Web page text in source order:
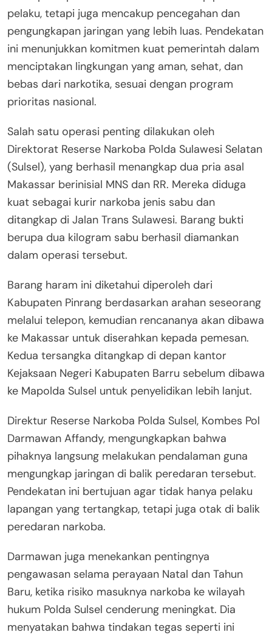
pelaku, tetapi juga mencakup pencegahan dan
pengungkapan jaringan yang lebih luas. Pendekatan
ini menunjukkan komitmen kuat pemerintah dalam
menciptakan lingkungan yang aman, sehat, dan
bebas dari narkotika, sesuai dengan program
prioritas nasional.
Salah satu operasi penting dilakukan oleh
Direktorat Reserse Narkoba Polda Sulawesi Selatan
(Sulsel), yang berhasil menangkap dua pria asal
Makassar berinisial MNS dan RR. Mereka diduga
kuat sebagai kurir narkoba jenis sabu dan
ditangkap di Jalan Trans Sulawesi. Barang bukti
berupa dua kilogram sabu berhasil diamankan
dalam operasi tersebut.
Barang haram ini diketahui diperoleh dari
Kabupaten Pinrang berdasarkan arahan seseorang
melalui telepon, kemudian rencananya akan dibawa
ke Makassar untuk diserahkan kepada pemesan.
Kedua tersangka ditangkap di depan kantor
Kejaksaan Negeri Kabupaten Barru sebelum dibawa
ke Mapolda Sulsel untuk penyelidikan lebih lanjut.
Direktur Reserse Narkoba Polda Sulsel, Kombes Pol
Darmawan Affandy, mengungkapkan bahwa
pihaknya langsung melakukan pendalaman guna
mengungkap jaringan di balik peredaran tersebut.
Pendekatan ini bertujuan agar tidak hanya pelaku
lapangan yang tertangkap, tetapi juga otak di balik
peredaran narkoba.
Darmawan juga menekankan pentingnya
pengawasan selama perayaan Natal dan Tahun
Baru, ketika risiko masuknya narkoba ke wilayah
hukum Polda Sulsel cenderung meningkat. Dia
menyatakan bahwa tindakan tegas seperti ini